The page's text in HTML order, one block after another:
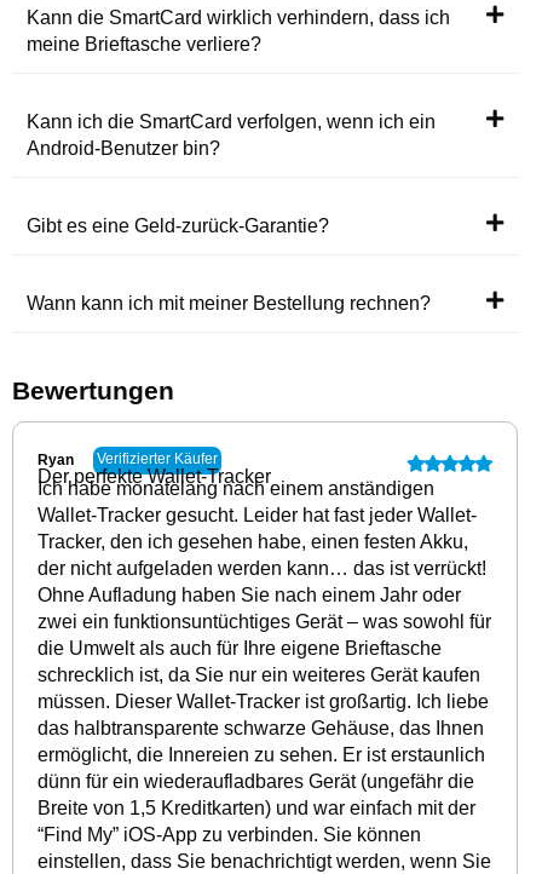
Kann die SmartCard wirklich verhindern, dass ich
meine Brieftasche verliere?
Kann ich die SmartCard verfolgen, wenn ich ein
Android-Benutzer bin?
Gibt es eine Geld-zurück-Garantie?
Wann kann ich mit meiner Bestellung rechnen?
Bewertungen
Ryan Verifizierter Käufer
Der perfekte Wallet-Tracker
Ich habe monatelang nach einem anständigen
Wallet-Tracker gesucht. Leider hat fast jeder Wallet-
Tracker, den ich gesehen habe, einen festen Akku,
der nicht aufgeladen werden kann… das ist verrückt!
Ohne Aufladung haben Sie nach einem Jahr oder
zwei ein funktionsuntüchtiges Gerät – was sowohl für
die Umwelt als auch für Ihre eigene Brieftasche
schrecklich ist, da Sie nur ein weiteres Gerät kaufen
müssen. Dieser Wallet-Tracker ist großartig. Ich liebe
das halbtransparente schwarze Gehäuse, das Ihnen
ermöglicht, die Innereien zu sehen. Er ist erstaunlich
dünn für ein wiederaufladbares Gerät (ungefähr die
Breite von 1,5 Kreditkarten) und war einfach mit der
“Find My” iOS-App zu verbinden. Sie können
einstellen, dass Sie benachrichtigt werden, wenn Sie